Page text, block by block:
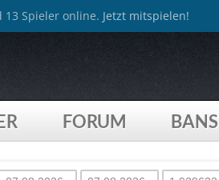
13 Spieler online. Jetzt mitspielen!
FORUM BANS